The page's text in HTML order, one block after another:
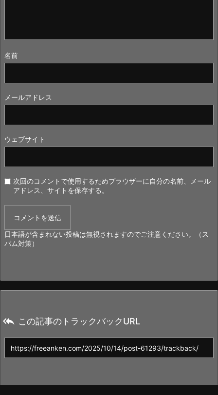
名前
メールアドレス
ウェブサイト
次回のコメントで使用するためブラウザーに自分の名前、メール
アドレス、サイトを保存する。
日本語が含まれない投稿は無視されますのでご注意ください。（ス
パム対策）
 この記事のトラックバックURL